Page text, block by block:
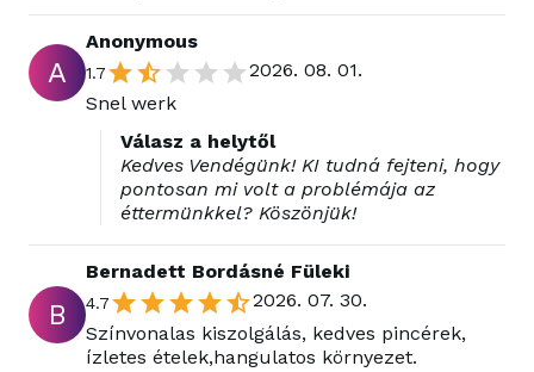
A
Anonymous
1.7
2026. 08. 01.
Snel werk
Válasz a helytől
Kedves Vendégünk! KI tudná fejteni, hogy
pontosan mi volt a problémája az
éttermünkkel? Köszönjük!
B
Bernadett Bordásné Füleki
4.7
2026. 07. 30.
Színvonalas kiszolgálás, kedves pincérek,
ízletes ételek,hangulatos környezet.